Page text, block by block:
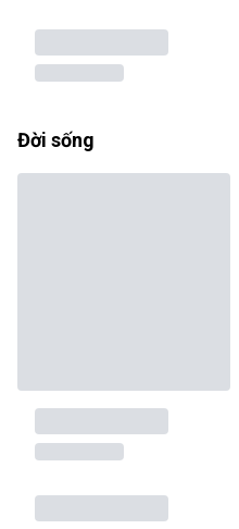
Đời sống